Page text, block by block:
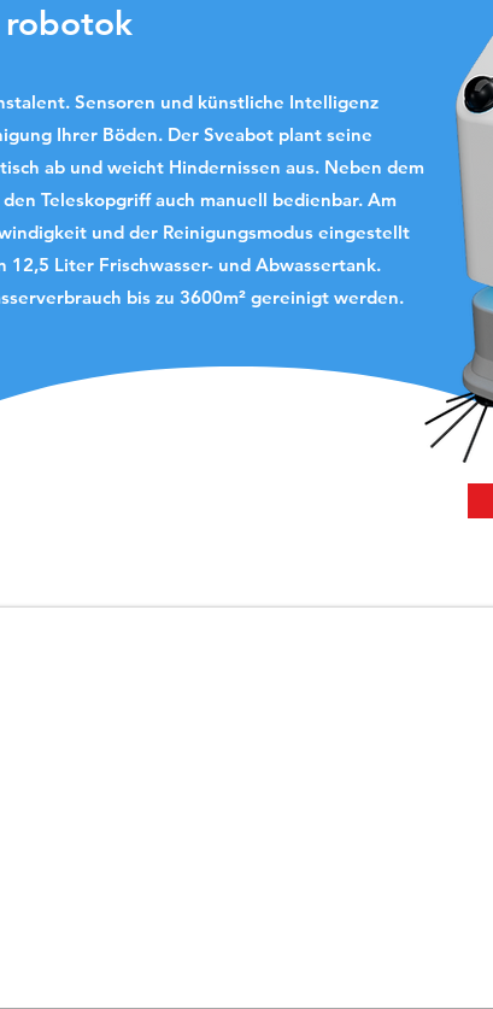
robotok
Sensoren und künstliche Intelligenz
Ihrer Böden. Der Sveabot plant seine
ab und weicht Hindernissen aus. Neben dem
Teleskopgriff auch manuell bedienbar. Am
und der Reinigungsmodus eingestellt
12,5 Liter Frischwasser- und Abwassertank.
bis zu 3600m² gereinigt werden.